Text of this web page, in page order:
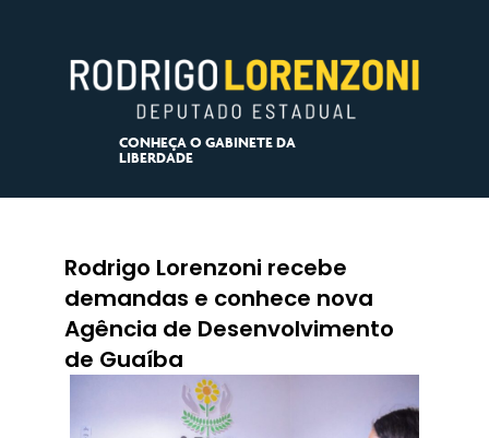
CONHEÇA O GABINETE DA
LIBERDADE
Rodrigo Lorenzoni recebe
demandas e conhece nova
Agência de Desenvolvimento
de Guaíba